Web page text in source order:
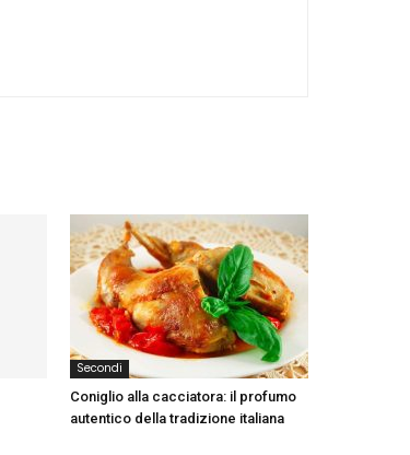
Secondi
Coniglio alla cacciatora: il profumo
autentico della tradizione italiana